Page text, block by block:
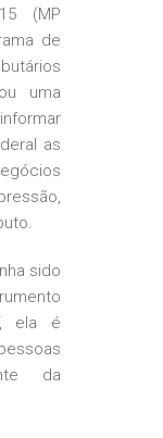
(MP
de
uma
as
sido
ela é
da